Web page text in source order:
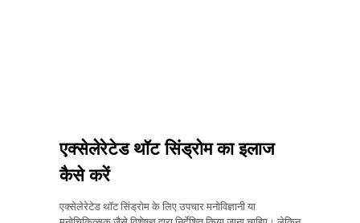
एक्सेलेरेटेड थॉट सिंड्रोम का इलाज
कैसे करें
एक्सेलेरेटेड थॉट सिंड्रोम के लिए उपचार मनोविज्ञानी या